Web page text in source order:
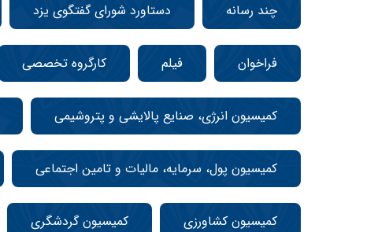
چند رسانه دستاورد شورای گفتگوی یزد
فراخوان فیلم کارگروه تخصصی
کمیسیون انرژی، صنایع پالایشی و پتروشیمی
کمیسیون پول، سرمایه، مالیات و تامین اجتماعی
کمیسیون کشاورزی کمیسیون گردشگری